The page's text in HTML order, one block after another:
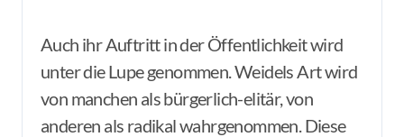
Auch ihr Auftritt in der Öffentlichkeit wird
unter die Lupe genommen. Weidels Art wird
von manchen als bürgerlich-elitär, von
anderen als radikal wahrgenommen. Diese